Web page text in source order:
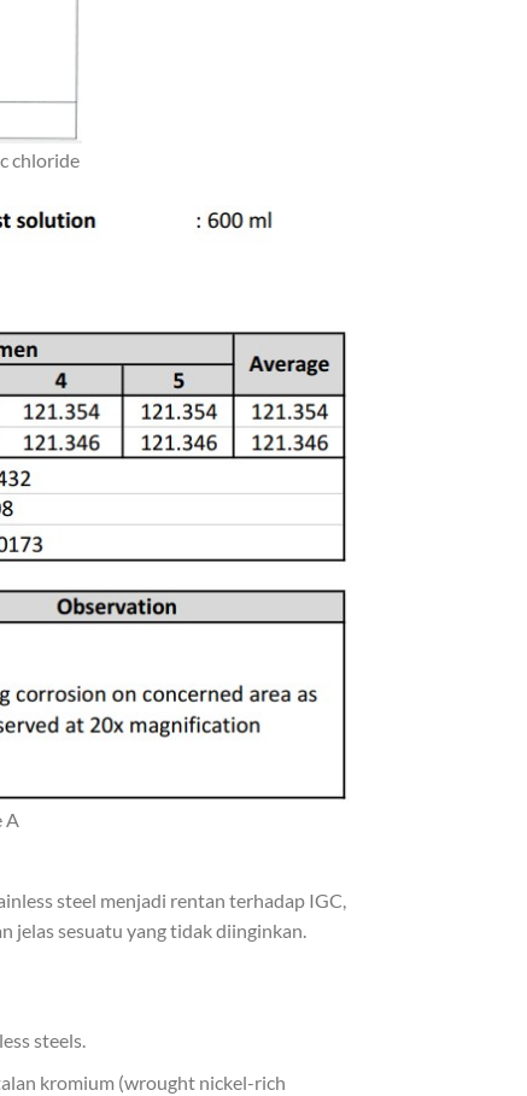
chloride
A
steel menjadi rentan terhadap IGC,
jelas sesuatu yang tidak diinginkan.
steels.
kromium (wrought nickel-rich